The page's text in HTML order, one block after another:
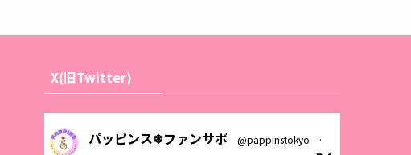
X(旧Twitter)
パッピンス❄ファンサポ @pappinstokyo
·